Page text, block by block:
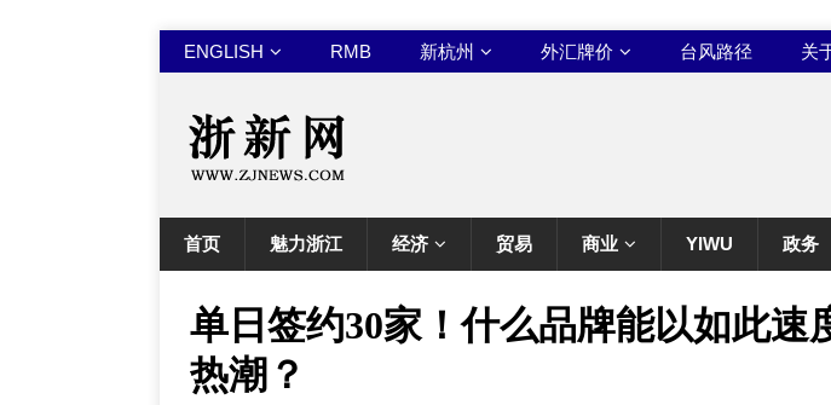
ENGLISH RMB 新杭州 外汇牌价 台风路径 关
首页 魅力浙江 经济 贸易 商业 YIWU 政务
单日签约30家！什么品牌能以如此速
热潮？